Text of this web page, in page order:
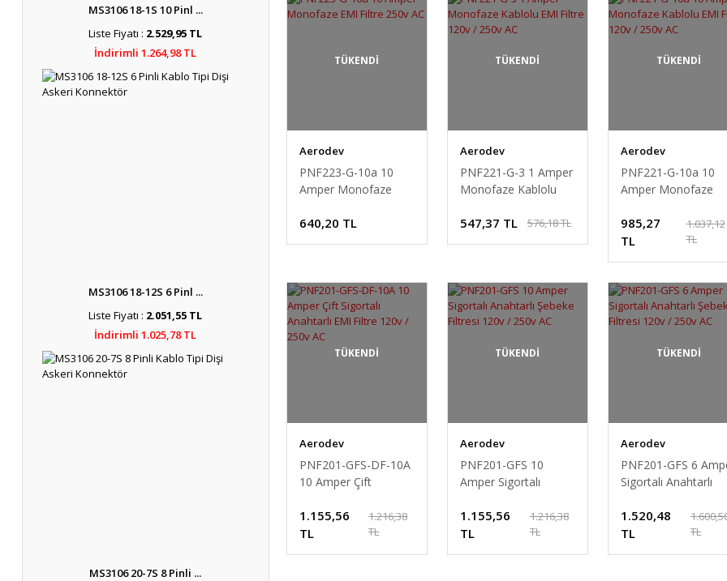
MS3106 18-1S 10 Pinl ...
Liste Fiyatı : 2.529,95 TL
İndirimli 1.264,98 TL
MS3106 18-12S 6 Pinl ...
Liste Fiyatı : 2.051,55 TL
İndirimli 1.025,78 TL
MS3106 20-7S 8 Pinli ...
TÜKENDİ
Aerodev
PNF223-G-10a 10
Amper Monofaze
640,20 TL
TÜKENDİ
Aerodev
PNF221-G-3 1 Amper
Monofaze Kablolu
AC
547,37 TL 576,18 TL
TÜKENDİ
Aerodev
PNF221-G-10a 10
Amper Monofaze
120v / 250v AC
985,27
TL
1.037,12
TL
TÜKENDİ
Aerodev
PNF201-GFS-DF-10A
10 Amper Çift
Filtre 120v / 250v AC
1.155,56
TL
1.216,38
TL
TÜKENDİ
Aerodev
PNF201-GFS 10
Amper Sigortalı
Filtresi 120v / 250v
AC
1.155,56
TL
1.216,38
TL
TÜKENDİ
Aerodev
PNF201-GFS 6
Sigortalı Anahtarlı
250v AC
1.520,48
TL
TL